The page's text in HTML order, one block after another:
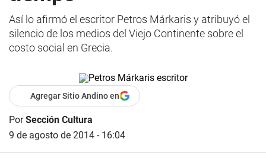
Así lo afirmó el escritor Petros Márkaris y atribuyó el
silencio de los medios del Viejo Continente sobre el
costo social en Grecia.
Agregar Sitio Andino en
PorSección Cultura
9 de agosto de 2014 - 16:04